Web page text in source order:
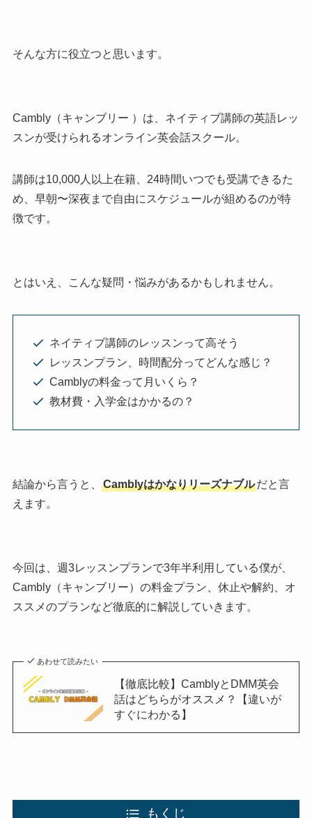
そんな方に役立つと思います。
Cambly（キャンブリー ）は、ネイティブ講師の英語レッ
スンが受けられるオンライン英会話スクール。
講師は10,000人以上在籍、24時間いつでも受講できるた
め、早朝〜深夜まで自由にスケジュールが組めるのが特
徴です。
とはいえ、こんな疑問・悩みがあるかもしれません。
ネイティブ講師のレッスンって高そう
レッスンプラン、時間配分ってどんな感じ？
Camblyの料金って月いくら？
教材費・入学金はかかるの？
結論から言うと、 Camblyはかなりリーズナブルだと言
えます。
今回は、週3レッスンプランで3年半利用している僕が、
Cambly（キャンブリー）の料金プラン、休止や解約、オ
ススメのプランなど徹底的に解説していきます。
あわせて読みたい
【徹底比較】CamblyとDMM英会
話はどちらがオススメ？【違いが
すぐにわかる】
もくじ